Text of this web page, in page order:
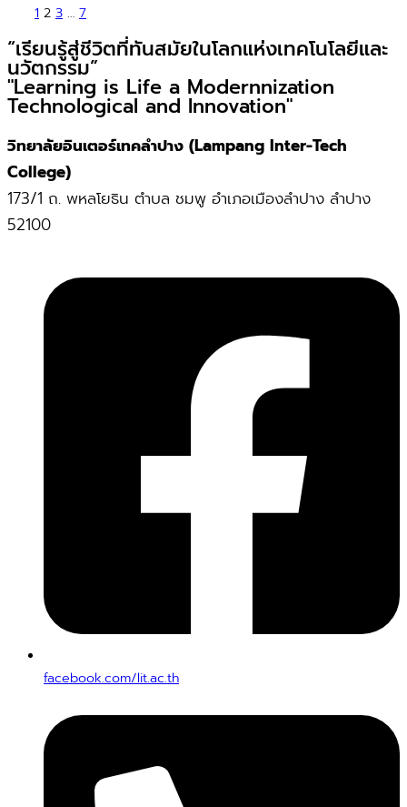
1 2 3 … 7
“เรียนรู้สู่ชีวิตที่ทันสมัยในโลกแห่งเทคโนโลยีและ
นวัตกรรม”
"Learning is Life a Modernnization
Technological and Innovation"
วิทยาลัยอินเตอร์เทคลำปาง (Lampang Inter-Tech
College)
173/1 ถ. พหลโยธิน ตำบล ชมพู อำเภอเมืองลำปาง ลำปาง
52100
facebook.com/lit.ac.th